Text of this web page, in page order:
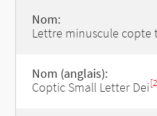
Nom:
Lettre minuscule copte
Nom (anglais):
Coptic Small Letter Dei